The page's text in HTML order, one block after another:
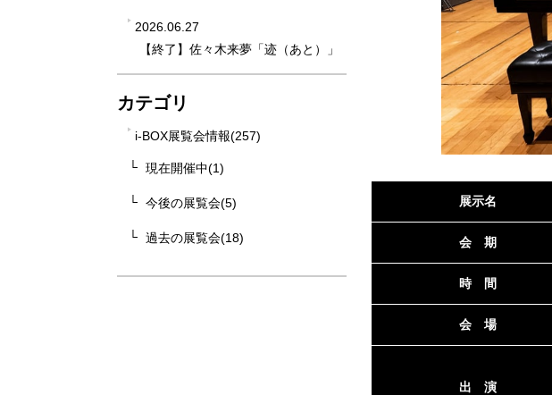
展示名
会 期
時 間
会 場
出 演
2026.06.27
【終了】佐々木来夢「迹（あと）」
カテゴリ
i-BOX展覧会情報(257)
現在開催中(1)
今後の展覧会(5)
過去の展覧会(18)